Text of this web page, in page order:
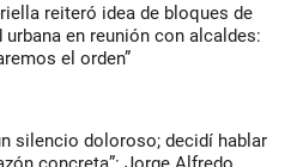
reiteró idea de bloques de
urbana en reunión con alcaldes:
el orden”
silencio doloroso; decidí hablar